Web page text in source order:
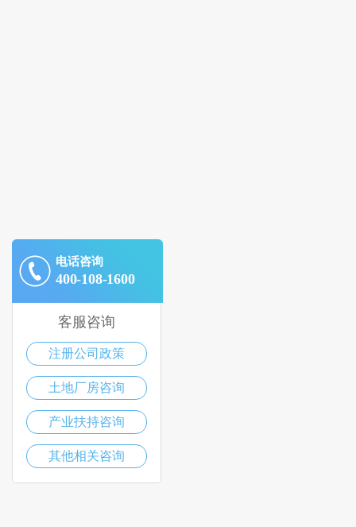
电话咨询
400-108-1600
客服咨询
注册公司政策
土地厂房咨询
产业扶持咨询
其他相关咨询